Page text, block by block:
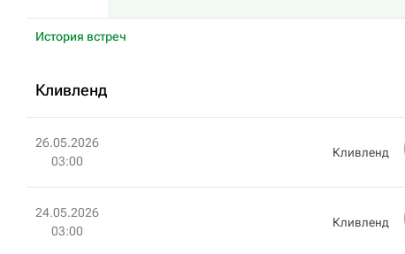
История встреч
Кливленд
26.05.2026
03:00
Кливленд
24.05.2026
03:00
Кливленд